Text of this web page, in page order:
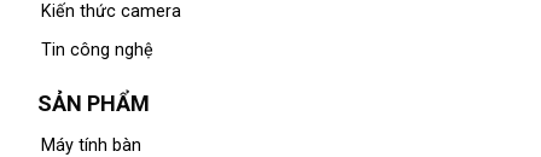
Kiến thức camera
Tin công nghệ
SẢN PHẨM
Máy tính bàn